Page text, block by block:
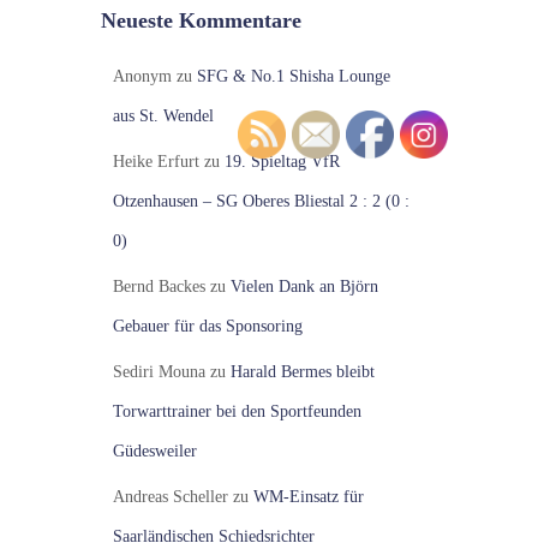
Neueste Kommentare
Anonymzu SFG & No.1 Shisha Lounge
aus St. Wendel
Heike Erfurtzu 19. Spieltag VfR
Otzenhausen – SG Oberes Bliestal 2 : 2 (0 :
0)
Bernd Backeszu Vielen Dank an Björn
Gebauer für das Sponsoring
Sediri Mounazu Harald Bermes bleibt
Torwarttrainer bei den Sportfeunden
Güdesweiler
Andreas Schellerzu WM-Einsatz für
Saarländischen Schiedsrichter